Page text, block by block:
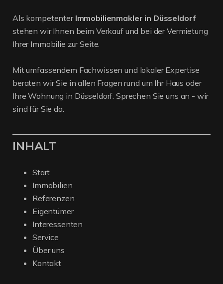
Als kompetenter Immobilienmakler in Düsseldorf
stehen wir Ihnen beim Verkauf und bei der Vermietung
Ihrer Immobilie zur Seite.
Mit umfassendem Fachwissen und lokaler Expertise
beraten wir Sie in allen Fragen rund um Ihr Haus oder
Ihre Wohnung in Düsseldorf. Sprechen Sie uns an - wir
sind für Sie da.
INHALT
Start
Immobilien
Referenzen
Eigentümer
Interessenten
Service
Über uns
Kontakt